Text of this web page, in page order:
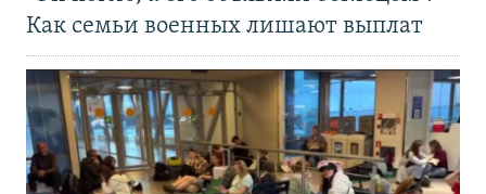
Как семьи военных лишают выплат